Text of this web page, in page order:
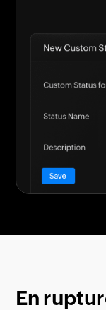
En